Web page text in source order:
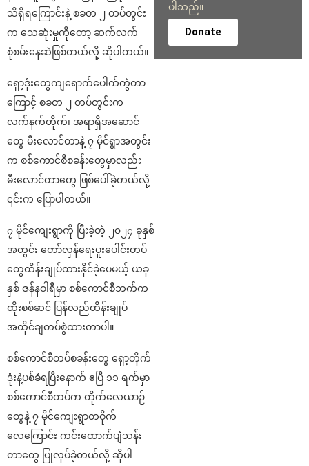
သိရှိရကြောင်းနဲ့ စခတ ၂ တပ်တွင်း
က သေဆုံးမှုကိုတော့ ဆက်လက်
စုံစမ်းနေဆဲဖြစ်တယ်လို့ ဆိုပါတယ်။
ရှော့ဒုံးတွေကျရောက်ပေါက်ကွဲတာ
ကြောင့် စခတ ၂ တပ်တွင်းက
လက်နက်တိုက်၊ အရာရှိအဆောင်
တွေ မီးလောင်တာနဲ့ ၇ မိုင်ရွာအတွင်း
က စစ်ကောင်စီစခန်းတွေမှာလည်း
မီးလောင်တာတွေ ဖြစ်ပေါ်ခဲ့တယ်လို့
၎င်းက ပြောပါတယ်။
၇ မိုင်ကျေးရွာကို ပြီးခဲ့တဲ့ ၂၀၂၄ ခုနှစ်
အတွင်း တော်လှန်ရေးပူးပေါင်းတပ်
တွေထိန်းချုပ်ထားနိုင်ခဲ့ပေမယ့် ယခု
နှစ် ဇန်နဝါရီမှာ စစ်ကောင်စီဘက်က
ထိုးစစ်ဆင် ပြန်လည်ထိန်းချုပ်
အထိုင်ချတပ်စွဲထားတာပါ။
စစ်ကောင်စီတပ်စခန်းတွေ ရှော့တိုက်
ဒုံးနဲ့ပစ်ခံရပြီးနောက် ဧပြီ ၁၁ ရက်မှာ
စစ်ကောင်စီတပ်က တိုက်လေယာဉ်
တွေနဲ့ ၇ မိုင်ကျေးရွာတဝိုက်
လေကြောင်း ကင်းထောက်ပျံသန်း
တာတွေ ပြုလုပ်ခဲ့တယ်လို့ ဆိုပါ
ပါသည်။
Donate